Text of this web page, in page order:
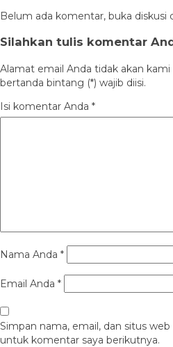
Belum ada komentar, buka diskusi
Silahkan tulis komentar
Alamat email Anda tidak akan kami
bertanda bintang (*) wajib diisi.
Isi komentar Anda *
Nama Anda *
Email Anda *
Simpan nama, email, dan situs
untuk komentar saya berikutnya.